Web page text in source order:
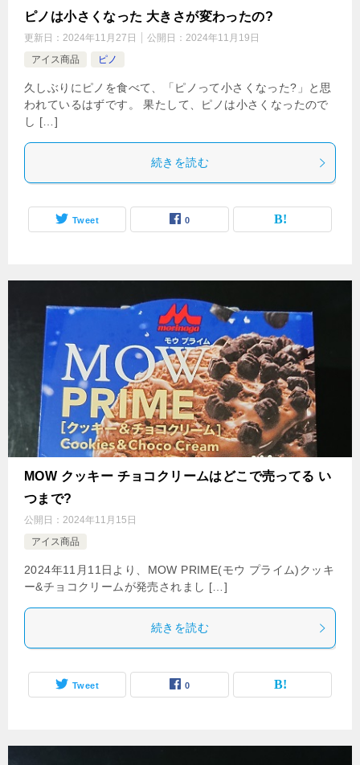
ピノは小さくなった 大きさが変わったの?
更新日： 2024年11月27日 公開日： 2024年11月19日
アイス商品
ピノ
久しぶりにピノを食べて、「ピノって小さくなった?」と思
われているはずです。 果たして、ピノは小さくなったので
し […]
続きを読む
Tweet 0
MOW クッキー チョコクリームはどこで売ってる い
つまで?
公開日： 2024年11月15日
アイス商品
2024年11月11日より、MOW PRIME(モウ プライム)クッキ
ー&チョコクリームが発売されまし […]
続きを読む
Tweet 0